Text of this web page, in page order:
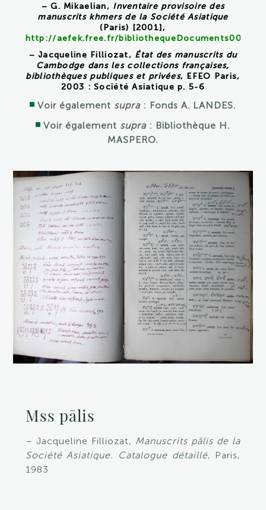
– G. Mikaelian, Inventaire provisoire des
manuscrits khmers de la Société Asiatique
(Paris) [2001],
http://aefek.free.fr/
– Jacqueline Filliozat, État des manuscrits du
Cambodge dans les collections françaises,
bibliothèques publiques et privées, EFEO Paris,
2003 : Société Asiatique p. 5-6
Voir également supra: Fonds A. LANDES.
Voir également supra: Bibliothèque H.
MASPERO.
Mss pālis
– Jacqueline Filliozat, Manuscrits pālis de la
Société Asiatique. Catalogue détaillé, Paris,
1983